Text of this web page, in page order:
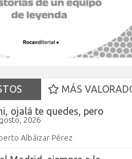
MÁS
ojalá te quedes, pero
2026
Albáizar Pérez